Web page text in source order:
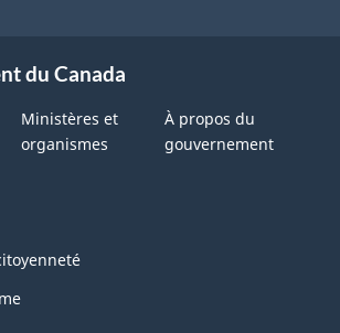
du Canada
Ministères et
organismes
À propos du
gouvernement